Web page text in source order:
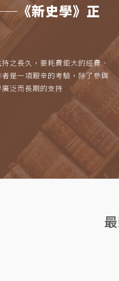
《新史學》正
之長久，要耗費鉅大的經費、
是一項艱辛的考驗，除了參與
泛而長期的支持